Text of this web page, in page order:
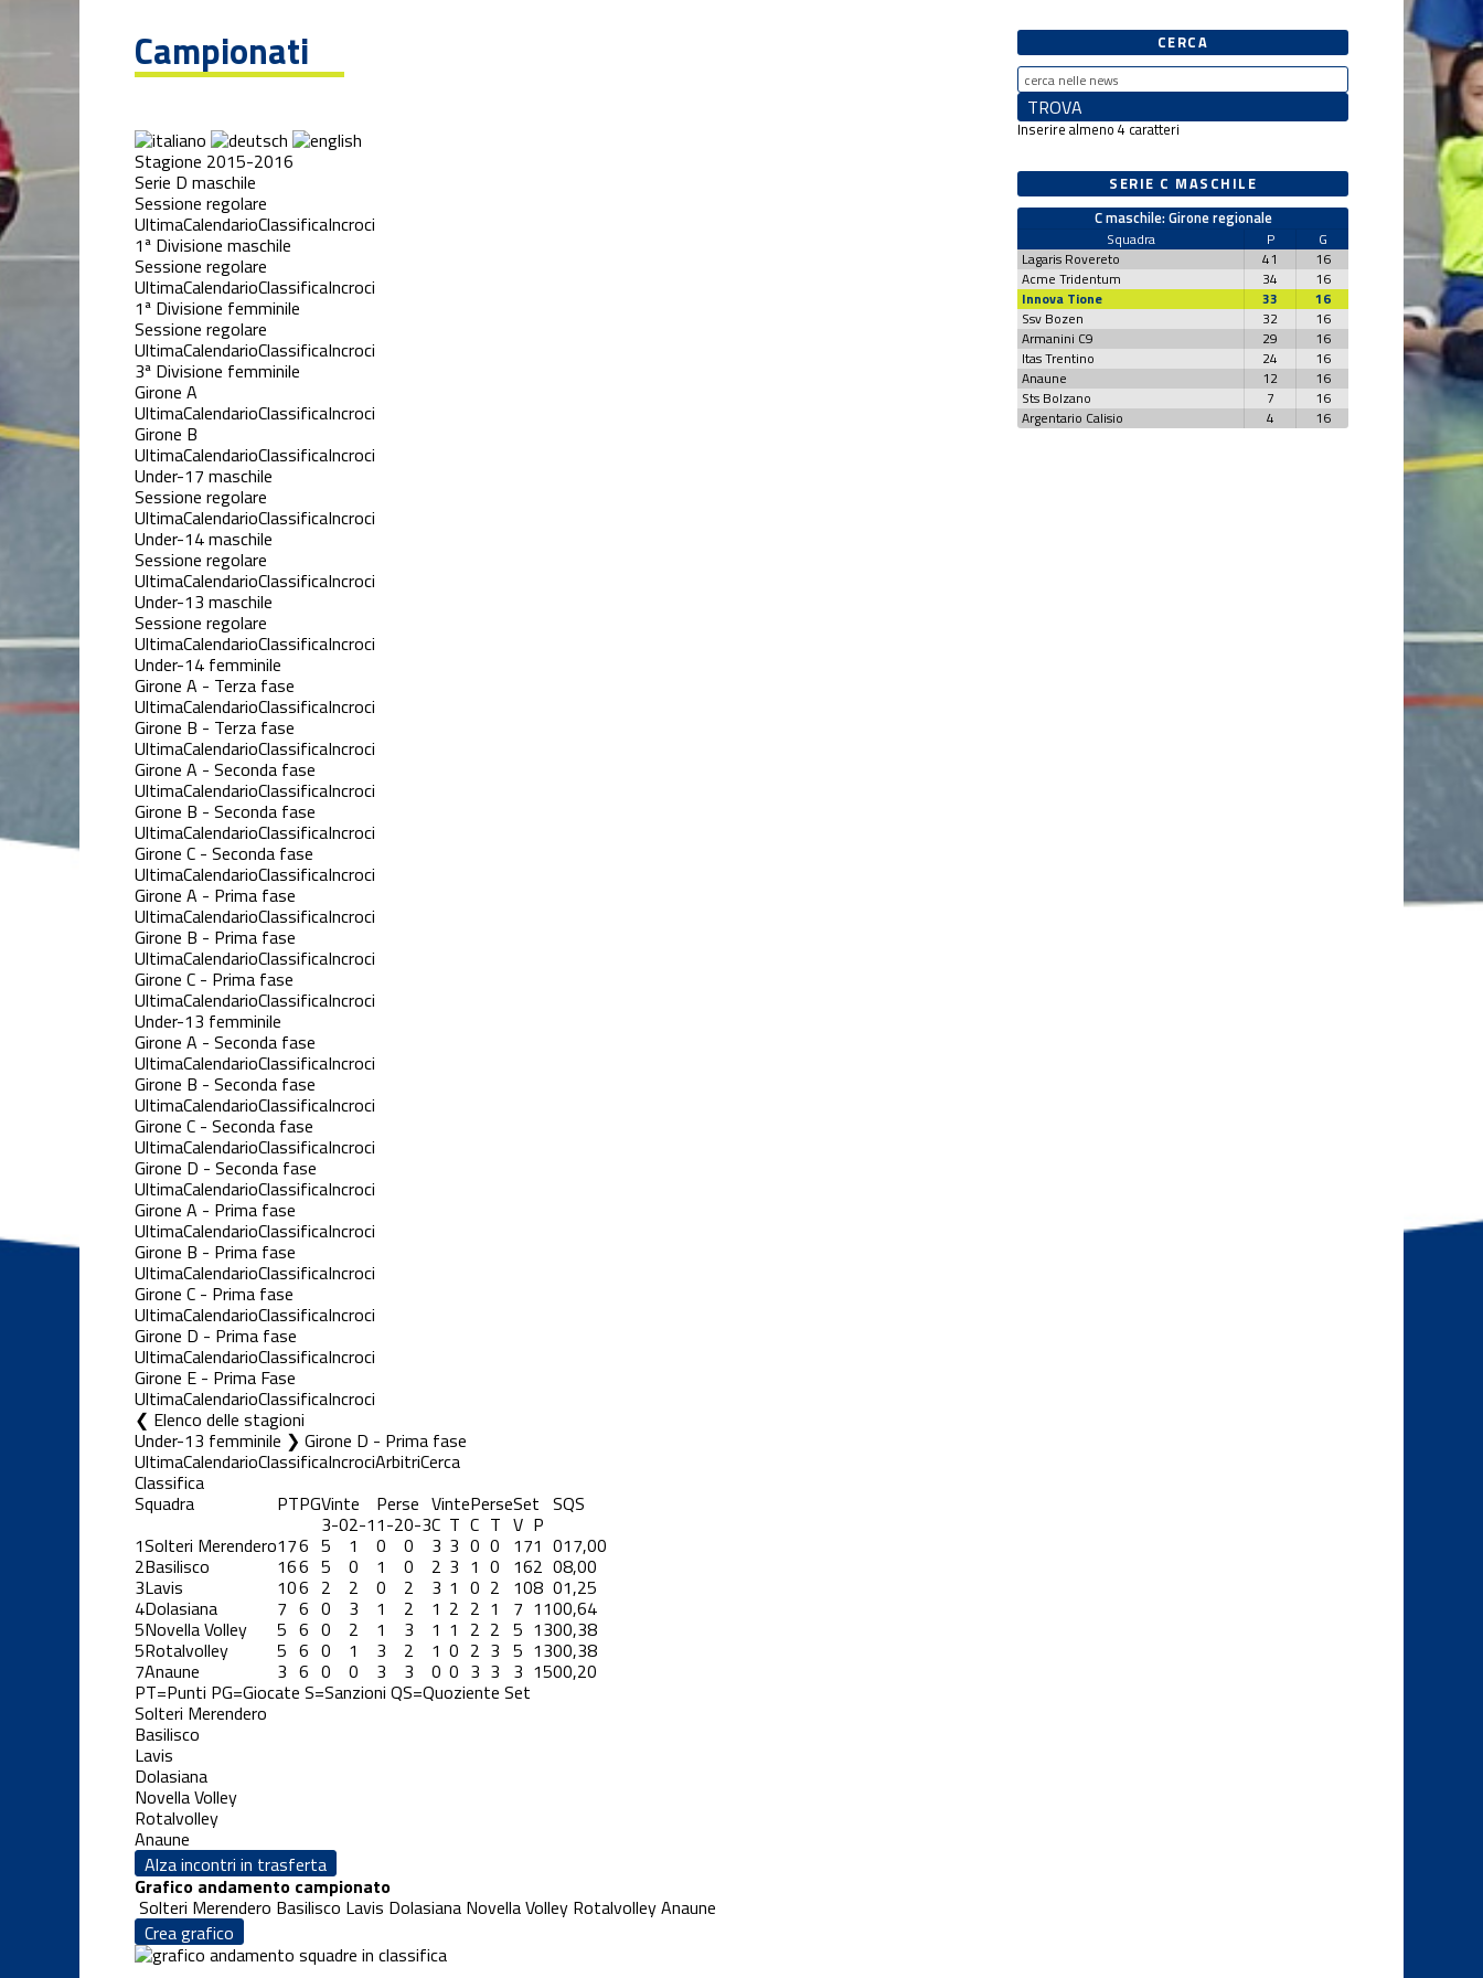
Campionati
Stagione 2015-2016
Serie D maschile
Sessione regolare
UltimaCalendarioClassificaIncroci
1ª Divisione maschile
Sessione regolare
UltimaCalendarioClassificaIncroci
1ª Divisione femminile
Sessione regolare
UltimaCalendarioClassificaIncroci
3ª Divisione femminile
Girone A
UltimaCalendarioClassificaIncroci
Girone B
UltimaCalendarioClassificaIncroci
Under-17 maschile
Sessione regolare
UltimaCalendarioClassificaIncroci
Under-14 maschile
Sessione regolare
UltimaCalendarioClassificaIncroci
Under-13 maschile
Sessione regolare
UltimaCalendarioClassificaIncroci
Under-14 femminile
Girone A - Terza fase
UltimaCalendarioClassificaIncroci
Girone B - Terza fase
UltimaCalendarioClassificaIncroci
Girone A - Seconda fase
UltimaCalendarioClassificaIncroci
Girone B - Seconda fase
UltimaCalendarioClassificaIncroci
Girone C - Seconda fase
UltimaCalendarioClassificaIncroci
Girone A - Prima fase
UltimaCalendarioClassificaIncroci
Girone B - Prima fase
UltimaCalendarioClassificaIncroci
Girone C - Prima fase
UltimaCalendarioClassificaIncroci
Under-13 femminile
Girone A - Seconda fase
UltimaCalendarioClassificaIncroci
Girone B - Seconda fase
UltimaCalendarioClassificaIncroci
Girone C - Seconda fase
UltimaCalendarioClassificaIncroci
Girone D - Seconda fase
UltimaCalendarioClassificaIncroci
Girone A - Prima fase
UltimaCalendarioClassificaIncroci
Girone B - Prima fase
UltimaCalendarioClassificaIncroci
Girone C - Prima fase
UltimaCalendarioClassificaIncroci
Girone D - Prima fase
UltimaCalendarioClassificaIncroci
Girone E - Prima Fase
UltimaCalendarioClassificaIncroci
Elenco delle stagioni
Under-13 femminile ❯ Girone D - Prima fase
UltimaCalendarioClassificaIncrociArbitriCerca
Classifica
Squadra PTPGVinte Perse VintePerseSet SQS
3-02-11-20-3C T C T V P
1Solteri Merendero176 5 1 0 0 3 3 0 0 171 017,00
2Basilisco 166 5 0 1 0 2 3 1 0 162 08,00
3Lavis 106 2 2 0 2 3 1 0 2 108 01,25
4Dolasiana 7 6 0 3 1 2 1 2 2 1 7 1100,64
5Novella Volley 5 6 0 2 1 3 1 1 2 2 5 1300,38
5Rotalvolley 5 6 0 1 3 2 1 0 2 3 5 1300,38
7Anaune 3 6 0 0 3 3 0 0 3 3 3 1500,20
PT=Punti PG=Giocate S=Sanzioni QS=Quoziente Set
Solteri Merendero
Basilisco
Lavis
Dolasiana
Novella Volley
Rotalvolley
Anaune
Alza incontri in trasferta
Grafico andamento campionato
Solteri Merendero Basilisco Lavis Dolasiana Novella Volley RotalvolleyAnaune
Crea grafico
CERCA
Inserire almeno 4 caratteri
SERIE C MASCHILE
C maschile: Girone regionale
Squadra P
G
Lagaris Rovereto
41
16
Acme Tridentum
34
16
Innova Tione
33
16
Ssv Bozen
32
16
Armanini C9
29
16
Itas Trentino
24
16
Anaune
12
16
Sts Bolzano
7
16
Argentario Calisio
4 16